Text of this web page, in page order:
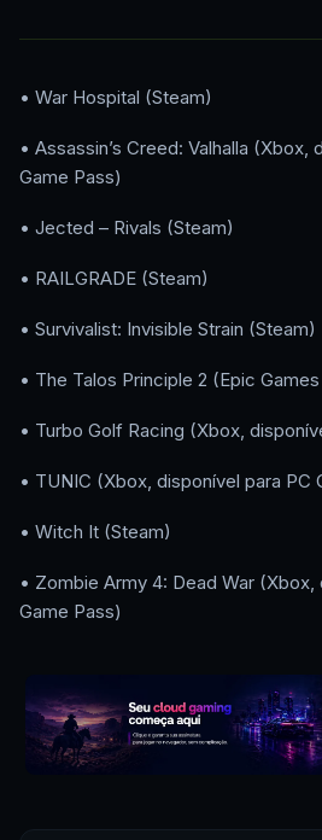
• War Hospital (Steam)
• Assassin’s Creed: Valhalla (Xbox,
Game Pass)
• Jected – Rivals (Steam)
• RAILGRADE (Steam)
• Survivalist: Invisible Strain (Steam)
• The Talos Principle 2 (Epic
• Turbo Golf Racing (Xbox,
• TUNIC (Xbox, disponível para PC
• Witch It (Steam)
• Zombie Army 4: Dead War (Xbox,
Game Pass)